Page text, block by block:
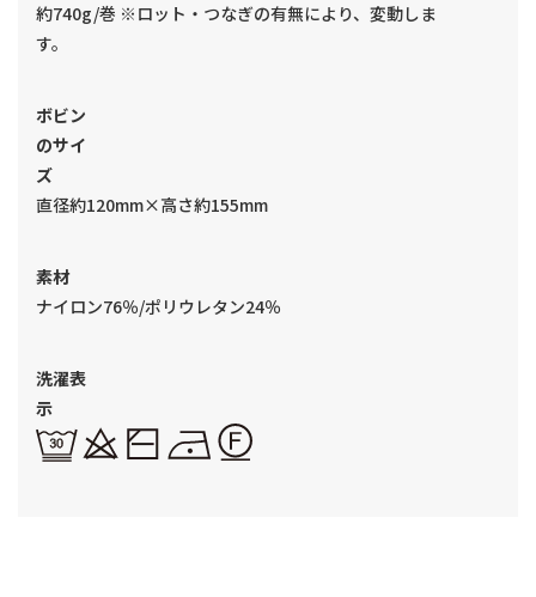
約740g/巻 ※ロット・つなぎの有無により、変動しま
す。
ボビン
のサイ
ズ
直径約120mm×高さ約155mm
素材
ナイロン76％/ポリウレタン24％
洗濯表
示